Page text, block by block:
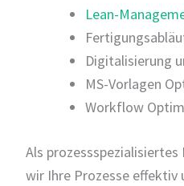
Lean-
Digitalisierung
MS-Vorlagen
Workflow
Als
wir Ihre Prozesse effektiv